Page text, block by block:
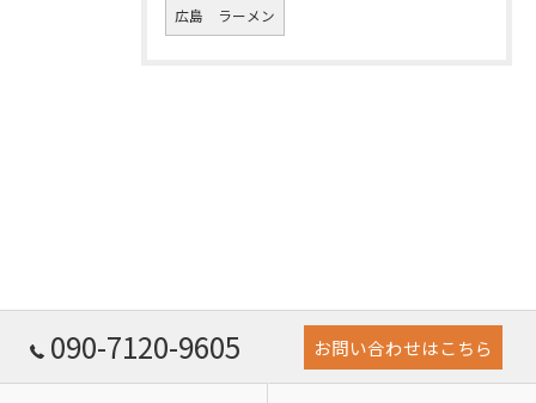
広島 ラーメン
090-7120-9605 お問い合わせはこちら